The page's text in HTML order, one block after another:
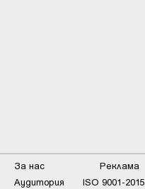
За нас
Реклама
Аудитория
ISO 9001-2015